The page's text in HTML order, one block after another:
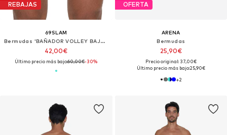
REBAJAS
69SLAM
Bermudas 'BAÑADOR VOLLEY BAJO FISHES'
42,00€
Último precio más bajo:60,00€-30%
OFERTA
ARENA
Bermudas
25,90€
Precio original: 37,00€
Último precio más bajo:25,90€
+2